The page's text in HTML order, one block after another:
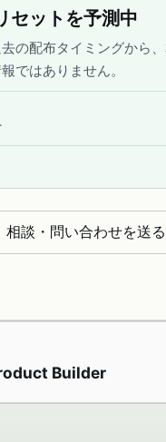
セットを予測中
の配布タイミングから
ではありません。
相談・問い合わせを送る
Builder